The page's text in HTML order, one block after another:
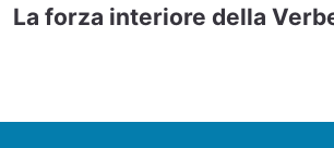
La forza interiore della